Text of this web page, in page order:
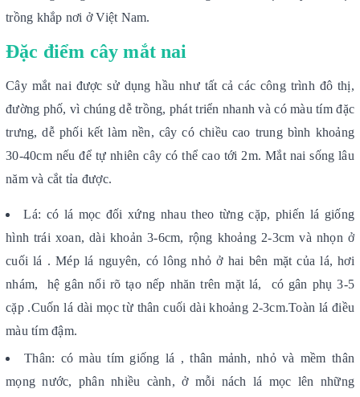
trồng khắp nơi ở Việt Nam.
Đặc điểm cây mắt nai
Cây mắt nai được sử dụng hầu như tất cả các công trình đô thị,
đường phố, vì chúng dễ trồng, phát triển nhanh và có màu tím đặc
trưng, dễ phối kết làm nền, cây có chiều cao trung bình khoảng
30-40cm nếu để tự nhiên cây có thể cao tới 2m. Mắt nai sống lâu
năm và cắt tỉa được.
Lá: có lá mọc đối xứng nhau theo từng cặp, phiến lá giống
hình trái xoan, dài khoản 3-6cm, rộng khoảng 2-3cm và nhọn ở
cuối lá . Mép lá nguyên, có lông nhỏ ở hai bên mặt của lá, hơi
nhám, hệ gân nổi rõ tạo nếp nhăn trên mặt lá, có gân phụ 3-5
cặp .Cuốn lá dài mọc từ thân cuối dài khoảng 2-3cm.Toàn lá điều
màu tím đậm.
Thân: có màu tím giống lá , thân mảnh, nhỏ và mềm thân
mọng nước, phân nhiều cành, ở mỗi nách lá mọc lên những